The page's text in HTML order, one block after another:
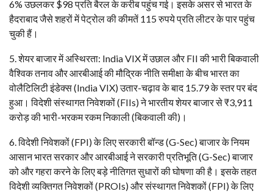
6% उछलकर $98 प्रति बैरल के करीब पहुंच गई। इसके असर से भारत के
हैदराबाद जैसे शहरों में पेट्रोल की कीमतें 115 रुपये प्रति लीटर के पार पहुंच
चुकी हैं।
​5. शेयर बाजार में अस्थिरता: India VIX में उछाल और FII की भारी बिकवाली ​
वैश्विक तनाव और आरबीआई की मौद्रिक नीति समीक्षा के बीच भारत का
वोलैटिलिटी इंडेक्स (India VIX) उतार-चढ़ाव के बाद 15.79 के स्तर पर बंद
हुआ। विदेशी संस्थागत निवेशकों (FIIs) ने भारतीय शेयर बाजार से ₹3,911
करोड़ की भारी-भरकम रकम निकाली (बिकवाली की)।
​6. विदेशी निवेशकों (FPI) के लिए सरकारी बॉन्ड (G-Sec) बाजार के नियम
आसान भारत सरकार और आरबीआई ने सरकारी प्रतिभूति (G-Sec) बाजार
को और गहरा करने के लिए बड़े नीतिगत सुधारों की घोषणा की है। इसके तहत
विदेशी व्यक्तिगत निवेशकों (PROIs) और संस्थागत निवेशकों (FPI) के लिए